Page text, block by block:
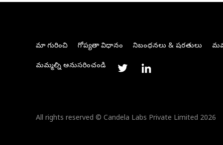
మా గురించి గోప్యతా విధానం నిబంధనలు & షరతులు
మమ్మల్ని అనుసరించండి
All rights reserved © Candela Labs Private Limited 2026